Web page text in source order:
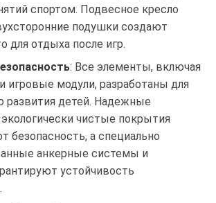
спортом. Подвесное кресло
подушки создают
для отдыха после игр.
: Все элементы, включая
игровые модули, разработаны для
развития детей. Надежные
чистые покрытия
безопасность, а специально
анкерные системы и
устойчивость